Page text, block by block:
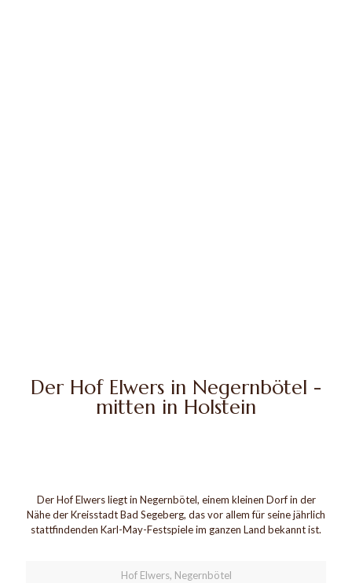
Der Hof Elwers in Negernbötel -
mitten in Holstein
Der Hof Elwers liegt in Negernbötel, einem kleinen Dorf in der
Nähe der Kreisstadt Bad Segeberg, das vor allem für seine jährlich
stattfindenden Karl-May-Festspiele im ganzen Land bekannt ist.
Hof Elwers, Negernbötel